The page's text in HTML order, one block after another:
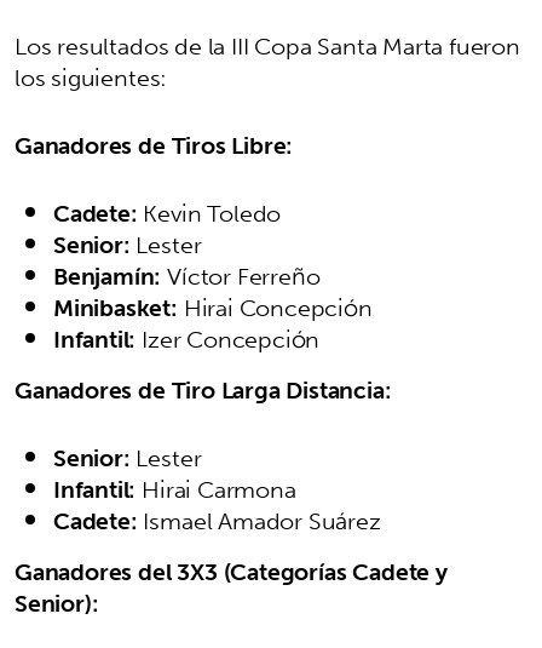
Los resultados de la III Copa Santa Marta fueron
los siguientes:
Ganadores de Tiros Libre:
Cadete: Kevin Toledo
Senior: Lester
Benjamín: Víctor Ferreño
Minibasket: Hirai Concepción
Infantil: Izer Concepción
Ganadores de Tiro Larga Distancia:
Senior: Lester
Infantil: Hirai Carmona
Cadete: Ismael Amador Suárez
Ganadores del 3X3 (Categorías Cadete y
Senior):